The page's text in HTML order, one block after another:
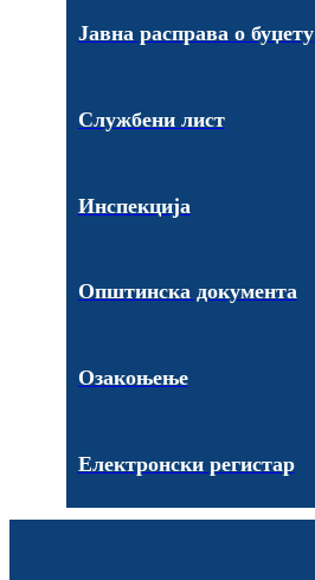
Јавна расправа о буџету
Службени лист
Инспекција
Општинска документа
Озакоњење
Електронски регистар